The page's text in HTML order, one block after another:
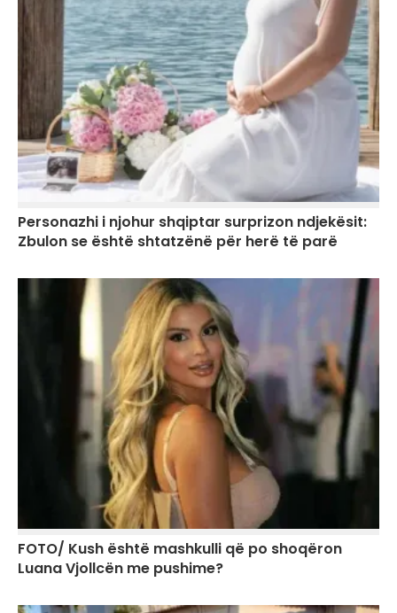
Personazhi i njohur shqiptar surprizon ndjekësit:
Zbulon se është shtatzënë për herë të parë
FOTO/ Kush është mashkulli që po shoqëron
Luana Vjollcën me pushime?